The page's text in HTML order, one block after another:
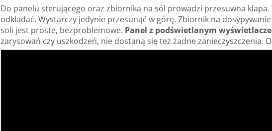
Do panelu sterującego oraz zbiornika na sól prowadzi przesuwna
odkładać. Wystarczy jedynie przesunąć w górę. Zbiornik na
soli jest proste, bezproblemowe. Panel z podświetlanym
zarysowań czy uszkodzeń, nie dostaną się też żadne zanieczyszczenia.